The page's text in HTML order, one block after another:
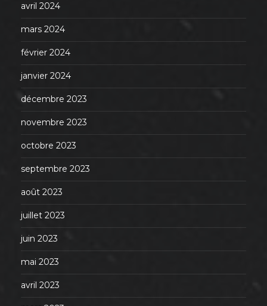
avril 2024
mars 2024
février 2024
janvier 2024
décembre 2023
novembre 2023
octobre 2023
septembre 2023
août 2023
juillet 2023
juin 2023
mai 2023
avril 2023